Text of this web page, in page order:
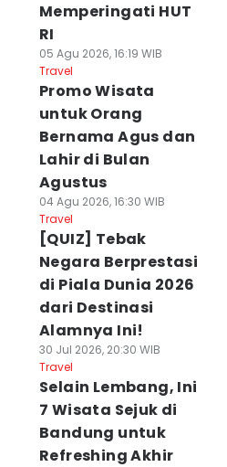
Memperingati HUT
RI
05 Agu 2026, 16:19 WIB
Travel
Promo Wisata
untuk Orang
Bernama Agus dan
Lahir di Bulan
Agustus
04 Agu 2026, 16:30 WIB
Travel
[QUIZ] Tebak
Negara Berprestasi
di Piala Dunia 2026
dari Destinasi
Alamnya Ini!
30 Jul 2026, 20:30 WIB
Travel
Selain Lembang, Ini
7 Wisata Sejuk di
Bandung untuk
Refreshing Akhir